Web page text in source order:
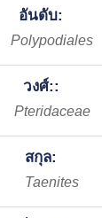
อันดับ:
Polypodiales
วงศ์::
Pteridaceae
สกุล:
Taenites